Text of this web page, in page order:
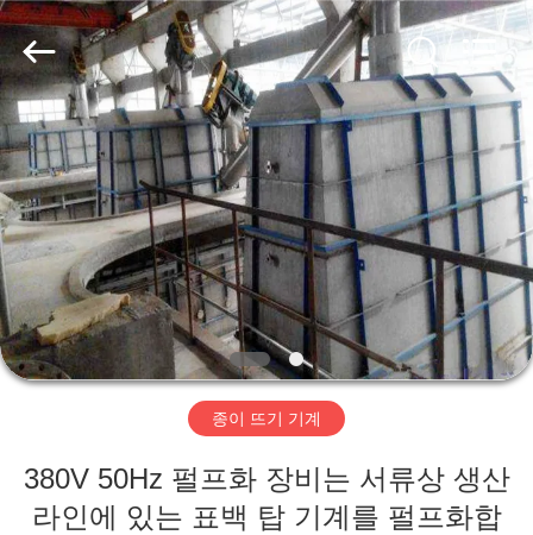
집
제
품
우
리
대
2020
-
2026
HUATAO
LOVER
LTD.
All
Rights
Reserved.
종이 뜨기 기계
380V 50Hz 펄프화 장비는 서류상 생산
라인에 있는 표백 탑 기계를 펄프화합